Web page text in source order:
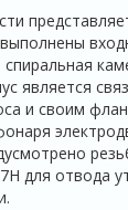
является
и своим
для отвода